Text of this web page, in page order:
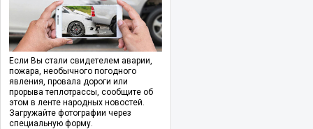
Если Вы стали свидетелем аварии,
пожара, необычного погодного
явления, провала дороги или
прорыва теплотрассы, сообщите об
этом в ленте народных новостей.
Загружайте фотографии через
специальную форму.